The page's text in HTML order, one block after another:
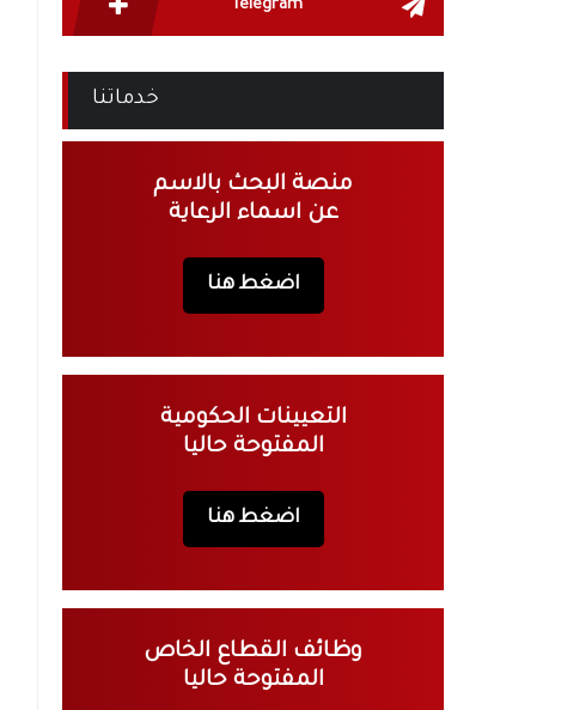
Telegram
خدماتنا
منصة البحث بالاسم
عن اسماء الرعاية
اضغط هنا
التعيينات الحكومية
المفتوحة حاليا
اضغط هنا
وظائف القطاع الخاص
المفتوحة حاليا